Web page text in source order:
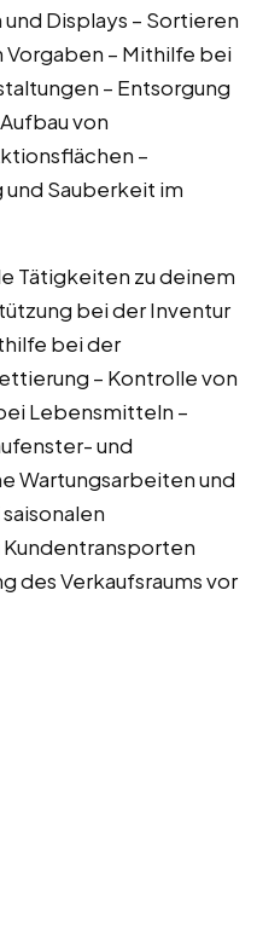
Displays – Sortieren
Vorgaben – Mithilfe bei
– Entsorgung
von
–
Sauberkeit im
Tätigkeiten zu deinem
bei der Inventur
bei der
– Kontrolle von
Lebensmitteln –
und
Wartungsarbeiten und
des Verkaufsraums vor